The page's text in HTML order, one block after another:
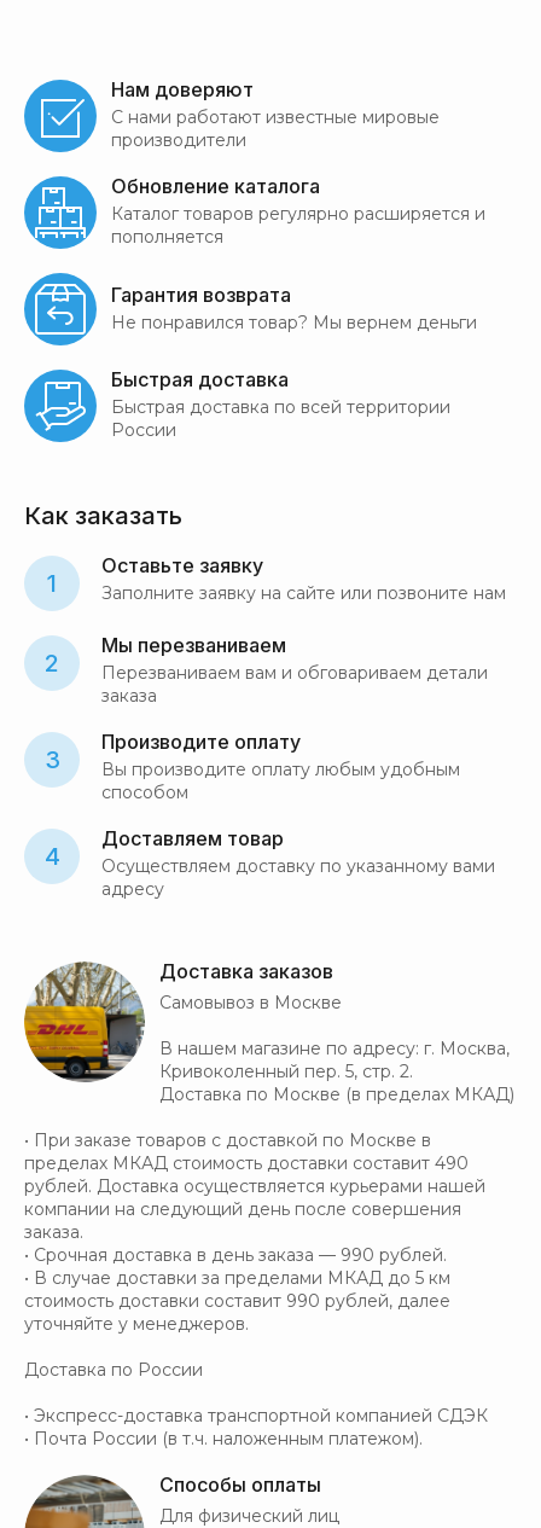
Нам доверяют
С нами работают известные мировые
производители
Обновление каталога
Каталог товаров регулярно расширяется и
пополняется
Гарантия возврата
Не понравился товар? Мы вернем деньги
Быстрая доставка
Быстрая доставка по всей территории
России
Как заказать
1
Оставьте заявку
Заполните заявку на сайте или позвоните нам
2
Мы перезваниваем
Перезваниваем вам и обговариваем детали
заказа
3
Производите оплату
Вы производите оплату любым удобным
способом
4
Доставляем товар
Осуществляем доставку по указанному вами
адресу
Доставка заказов
Самовывоз в Москве
В нашем магазине по адресу: г. Москва,
Кривоколенный пер. 5, стр. 2.
Доставка по Москве (в пределах МКАД)
• При заказе товаров с доставкой по Москве в
пределах МКАД стоимость доставки составит 490
рублей. Доставка осуществляется курьерами нашей
компании на следующий день после совершения
заказа.
• Срочная доставка в день заказа — 990 рублей.
• В случае доставки за пределами МКАД до 5 км
стоимость доставки составит 990 рублей, далее
уточняйте у менеджеров.
Доставка по России
• Экспресс-доставка транспортной компанией СДЭК
• Почта России (в т.ч. наложенным платежом).
Способы оплаты
Для физический лиц